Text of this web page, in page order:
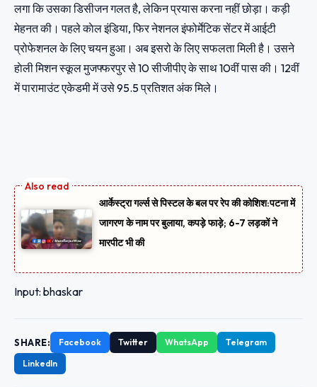
लगा कि उसका डिसीजन गलत है, लेकिन प्रयास करना नहीं छोड़ा। कड़ी
मेहनत की। पहले काेल इंडिया, फिर नेशनल इंफोर्मेटिक सेंटर में आईटी
प्रोफेशनल के लिए चयन हुआ। अब इसरो के लिए सफलता मिली है। उसने
हाेली मिशन स्कूल मुजफ्फरपुर से 10 सीजीपीए के साथ 10वीं पास की। 12वीं
में पारामाउंट एकेडमी में उसे 95.5 प्रतिशत अंक मिले।
आर्केस्ट्रा गर्ल्स से पिस्टल के बल पर रेप की कोशिश:पटना में
जागरण के नाम पर बुलाया, कपड़े फाड़े; 6-7 लड़कों ने
मारपीट भी की
Input: bhaskar
SHARE: Facebook Twitter WhatsApp
Telegram
LinkedIn